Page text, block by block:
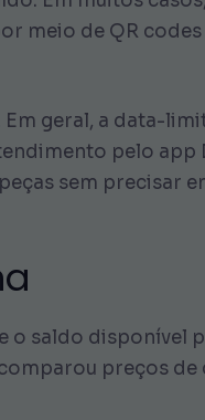
meio de QR
geral, a data-
pelo app
sem precisar
saldo disponível
preços